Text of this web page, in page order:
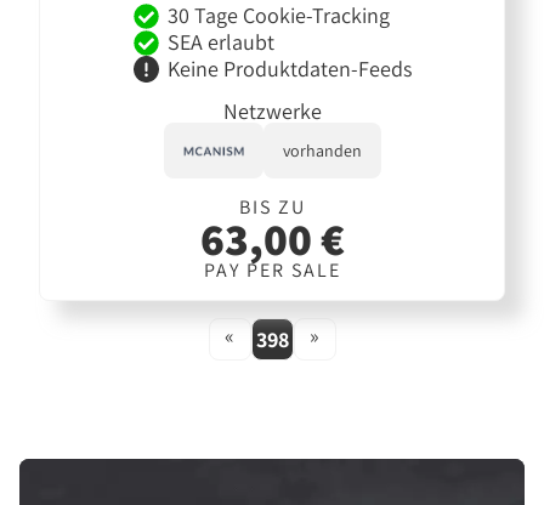
30 Tage Cookie-Tracking
SEA erlaubt
Keine Produktdaten-Feeds
Netzwerke
vorhanden
BIS ZU
63,00 €
PAY PER SALE
« 398 »